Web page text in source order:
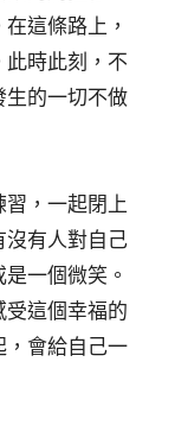
這條路上，
此時此刻，不
生的一切不做
，一起閉上
沒有人對自己
一個微笑。
受這個幸福的
，會給自己一